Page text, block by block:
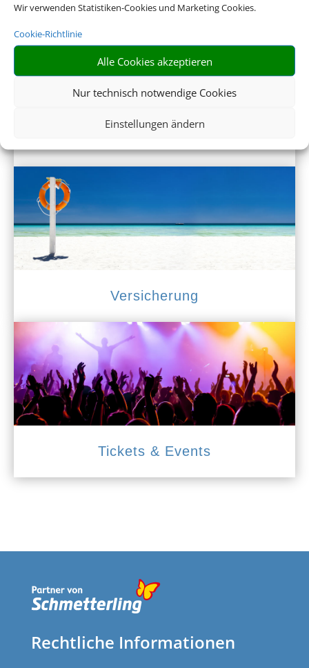
Wir verwenden Statistiken-Cookies und Marketing Cookies.
Cookie-Richtlinie
Alle Cookies akzeptieren
Nur technisch notwendige Cookies
Einstellungen ändern
Versicherung
Tickets & Events
Rechtliche Informationen